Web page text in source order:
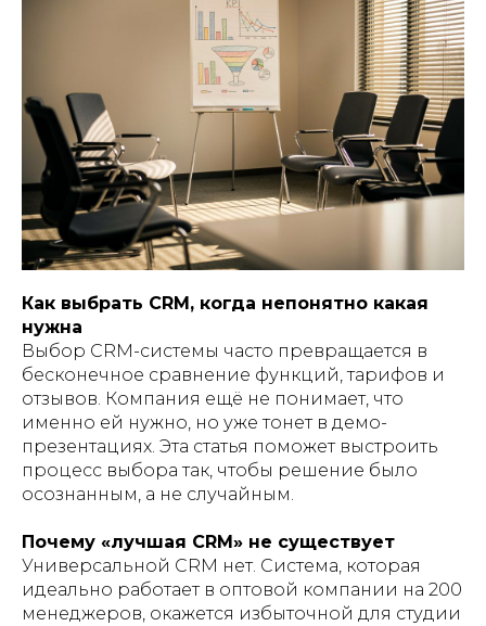
Как выбрать CRM, когда непонятно какая
нужна
Выбор CRM-системы часто превращается в
бесконечное сравнение функций, тарифов и
отзывов. Компания ещё не понимает, что
именно ей нужно, но уже тонет в демо-
презентациях. Эта статья поможет выстроить
процесс выбора так, чтобы решение было
осознанным, а не случайным.
Почему «лучшая CRM» не существует
Универсальной CRM нет. Система, которая
идеально работает в оптовой компании на 200
менеджеров, окажется избыточной для студии